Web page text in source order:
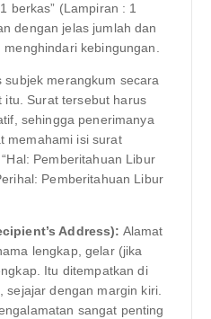
berkas” (Lampiran : 1
dengan jelas jumlah dan
kebingungan.
subjek merangkum secara
itu. Surat tersebut harus
sehingga penerimanya
memahami isi surat
Pemberitahuan Libur
Pemberitahuan Libur
Address): Alamat
lengkap, gelar (jika
Itu ditempatkan di
sejajar dengan margin kiri.
sangat penting